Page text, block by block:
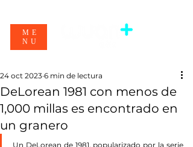
ME
NU
DeLorean 1981 con menos de
1,000 millas es encontrado en
un granero
24 oct 2023 6 min de lectura
Un DeLorean de 1981, popularizado por la serie